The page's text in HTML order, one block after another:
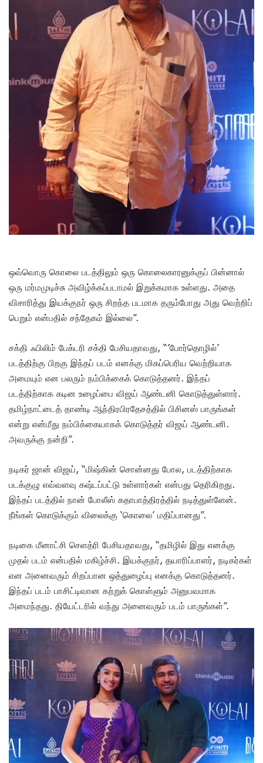
ஒவ்வொரு கொலை படத்திலும் ஒரு கொலைகாரனுக்குப் பின்னால்
ஒரு மர்மமுடிச்சு அவிழ்க்கப்படாமல் இறுக்கமாக உள்ளது. அதை
விசாரித்து இயக்குநர் ஒரு சிறந்த படமாக தரும்போது அது வெற்றிப்
பெறும் என்பதில் சந்தேகம் இல்லை”.
சக்தி ஃபிலிம் பேக்டரி சக்தி பேசியதாவது, “’போர்தொழில்’
படத்திற்கு பிறகு இந்தப் படம் எனக்கு மிகப்பெரிய வெற்றியாக
அமையும் என பலரும் நம்பிக்கைக் கொடுத்தனர். இந்தப்
படத்திற்காக கடின உழைப்பை விஜய் ஆண்டனி கொடுத்துள்ளார்.
தமிழ்நாட்டைத் தாண்டி ஆந்திரபிரதேசத்தில் பிசினஸ் பாருங்கள்
என்று என்மீது நம்பிக்கையாகக் கொடுத்தர் விஜய் ஆண்டனி.
அவருக்கு நன்றி”.
நடிகர் ஜான் விஜய், “மிஷ்கின் சொன்னது போல, படத்திற்காக
படக்குழு எவ்வளவு கஷ்டப்பட்டு உள்ளார்கள் என்பது தெரிகிறது.
இந்தப் படத்தில் நான் போலீஸ் கதாபாத்திரத்தில் நடித்துள்ளேன்.
நீங்கள் கொடுக்கும் விலைக்கு ‘கொலை’ மதிப்பானது”.
நடிகை மீனாட்சி செளத்ரி பேசியதாவது, “தமிழில் இது எனக்கு
முதல் படம் என்பதில் மகிழ்ச்சி. இயக்குநர், தயாரிப்பாளர், நடிகர்கள்
என அனைவரும் சிறப்பான ஒத்துழைப்பு எனக்கு கொடுத்தனர்.
இந்தப் படம் பாசிட்டிவான கற்றுக் கொள்ளும் அனுபவமாக
அமைந்தது. தியேட்டரில் வந்து அனைவரும் படம் பாருங்கள்”.